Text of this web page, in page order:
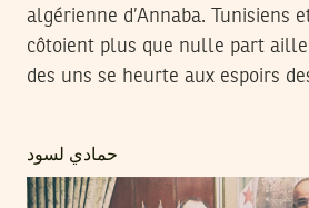
algérienne d’Annaba. Tunisiens
côtoient plus que nulle part
des uns se heurte aux espoirs
حمادي لسود